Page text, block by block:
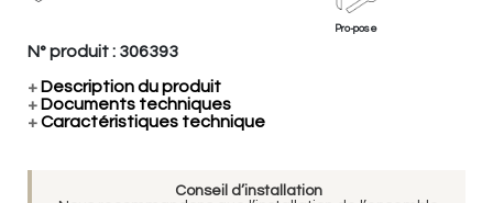
Pro-pose
N° produit : 306393
+ Description du produit
+ Documents techniques
+Caractéristiques technique
Conseil d’installation